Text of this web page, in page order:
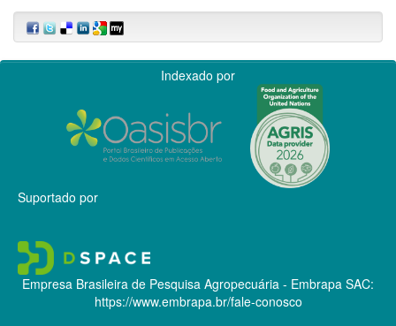
Indexado por
Suportado por
Empresa Brasileira de Pesquisa Agropecuária - Embrapa SAC:
https://www.embrapa.br/fale-conosco